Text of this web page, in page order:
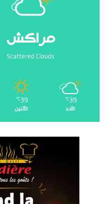
‏مراكش
Scattered Clouds
39
℃
الأحد
39
℃
الأثنين